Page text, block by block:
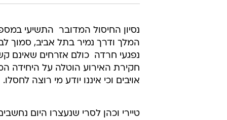
המלך ודרך נמיר בתל אביב, סמוך
נפגעי חרדה  כולם אזרחים שאינם
חקירת האירוע הוטלה על היחידה
אויבים וכי איננו יודע מי רוצה לחסלו.
טיירי וכהן לסרי שנעצרו היום